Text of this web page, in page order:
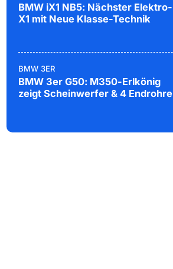
BMW iX1 NB5: Nächster Elektro-
X1 mit Neue Klasse-Technik
BMW 3ER
BMW 3er G50: M350-Erlkönig
zeigt Scheinwerfer & 4 Endrohre